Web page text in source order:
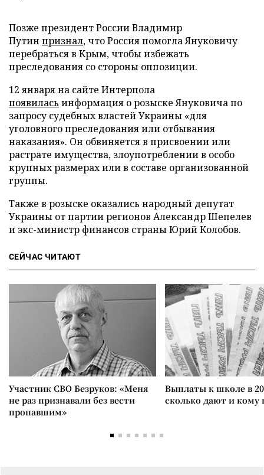
Позже президент России Владимир
Путин признал, что Россия помогла Януковичу
перебраться в Крым, чтобы избежать
преследования со стороны оппозиции.
12 января на сайте Интерпола
появилась информация о розыске Януковича по
запросу судебных властей Украины «для
уголовного преследования или отбывания
наказания». Он обвиняется в присвоении или
растрате имущества, злоупотреблении в особо
крупных размерах или в составе организованной
группы.
Также в розыске оказались народный депутат
Украины от партии регионов Александр Шепелев
и экс-министр финансов страны Юрий Колобов.
СЕЙЧАС ЧИТАЮТ
Участник СВО Безруков: «Меня
не раз признавали без вести
пропавшим»
Выплаты к школе в
сколько дают и